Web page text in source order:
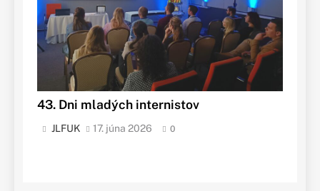
43. Dni mladých internistov
JLFUK 17. júna 2026 0